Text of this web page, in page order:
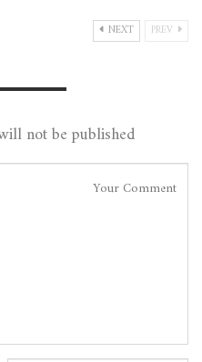
NEXT
not be published.